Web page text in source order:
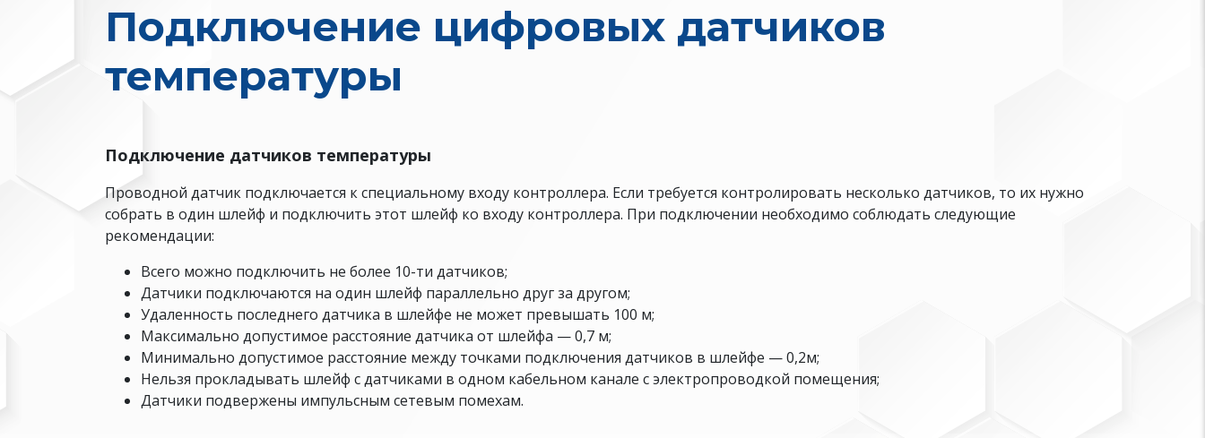
Подключение цифровых датчиков
температуры
Подключение датчиков температуры
Проводной датчик подключается к специальному входу контроллера. Если требуется контролировать несколько датчиков, то их нужно
собрать в один шлейф и подключить этот шлейф ко входу контроллера. При подключении необходимо соблюдать следующие
рекомендации:
Всего можно подключить не более 10-ти датчиков;
Датчики подключаются на один шлейф параллельно друг за другом;
Удаленность последнего датчика в шлейфе не может превышать 100 м;
Максимально допустимое расстояние датчика от шлейфа — 0,7 м;
Минимально допустимое расстояние между точками подключения датчиков в шлейфе — 0,2м;
Нельзя прокладывать шлейф с датчиками в одном кабельном канале с электропроводкой помещения;
Датчики подвержены импульсным сетевым помехам.